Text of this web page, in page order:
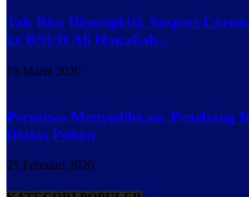
Tak Bisa Dipungkiri, Suspect
ke RSUD Ali Hanafiah...
18 Maret 2020
Peristiwa Menyedihkan, Penebang
Diatas Pohon
25 Februari 2020